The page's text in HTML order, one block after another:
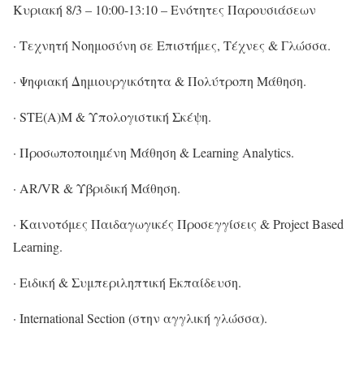
Κυριακή 8/3 – 10:00-13:10 – Ενότητες Παρουσιάσεων
· Τεχνητή Νοημοσύνη σε Επιστήμες, Τέχνες & Γλώσσα.
· Ψηφιακή Δημιουργικότητα & Πολύτροπη Μάθηση.
· STE(A)M & Υπολογιστική Σκέψη.
· Προσωποποιημένη Μάθηση & Learning Analytics.
· ΑR/VR & Υβριδική Μάθηση.
· Καινοτόμες Παιδαγωγικές Προσεγγίσεις & Project Based
Learning.
· Ειδική & Συμπεριληπτική Εκπαίδευση.
· International Section (στην αγγλική γλώσσα).